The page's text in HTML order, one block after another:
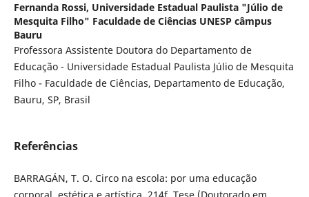
Fernanda Rossi, Universidade Estadual Paulista "Júlio de
Mesquita Filho" Faculdade de Ciências UNESP câmpus
Bauru
Professora Assistente Doutora do Departamento de
Educação - Universidade Estadual Paulista Júlio de Mesquita
Filho - Faculdade de Ciências, Departamento de Educação,
Bauru, SP, Brasil
Referências
BARRAGÁN, T. O. Circo na escola: por uma educação